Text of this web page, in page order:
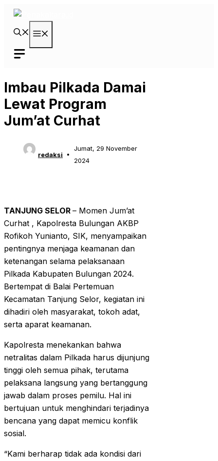
Langsung
Imbau Pilkada Damai
Lewat Program
Jum’at Curhat
redaksi
Jumat, 29 November
2024
TANJUNG SELOR – Momen Jum’at
Curhat , Kapolresta Bulungan AKBP
Rofikoh Yunianto, SIK, menyampaikan
pentingnya menjaga keamanan dan
ketenangan selama pelaksanaan
Pilkada Kabupaten Bulungan 2024.
Bertempat di Balai Pertemuan
Kecamatan Tanjung Selor, kegiatan ini
dihadiri oleh masyarakat, tokoh adat,
serta aparat keamanan.
Kapolresta menekankan bahwa
netralitas dalam Pilkada harus dijunjung
tinggi oleh semua pihak, terutama
pelaksana langsung yang bertanggung
jawab dalam proses pemilu. Hal ini
bertujuan untuk menghindari terjadinya
bencana yang dapat memicu konflik
sosial.
“Kami berharap tidak ada kondisi dari